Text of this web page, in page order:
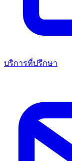
บริการที่ปรึกษา